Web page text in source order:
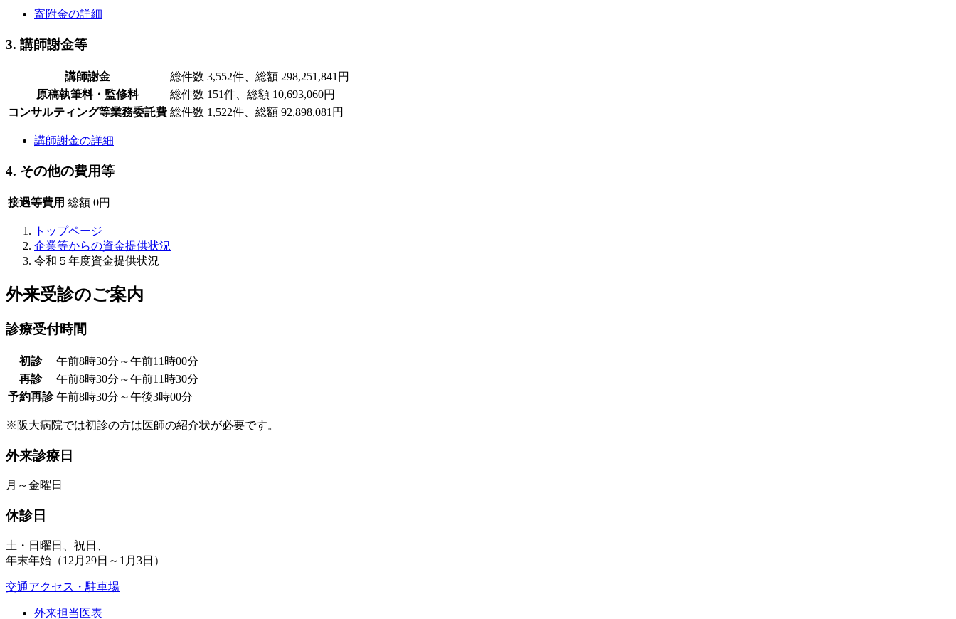
寄附金の詳細
3. 講師謝金等
講師謝金
総件数 3,552件、総額 298,251,841円
原稿執筆料・監修料
総件数 151件、総額 10,693,060円
コンサルティング等業務委託費 総件数 1,522件、総額 92,898,081円
講師謝金の詳細
4. その他の費用等
接遇等費用 総額 0円
トップページ
企業等からの資金提供状況
令和５年度資金提供状況
外来受診のご案内
診療受付時間
初診
午前8時30分～午前11時00分
再診
午前8時30分～午前11時30分
予約再診 午前8時30分～午後3時00分
※阪大病院では初診の方は医師の紹介状が必要です。
外来診療日
月～金曜日
休診日
土・日曜日、祝日、
年末年始（12月29日～1月3日）
交通アクセス・駐車場
外来担当医表